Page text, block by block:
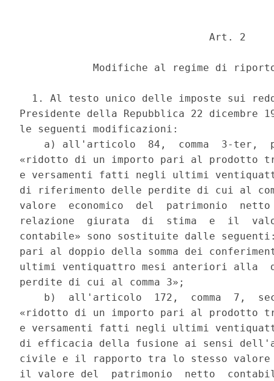
                               Art. 2
Modifiche al regime di
1. Al testo unico delle imposte sui
Presidente della Repubblica 22 dicembre
le seguenti modificazioni:
a) all'articolo  84,  comma  3-ter,
«ridotto di un importo pari al prodotto
e versamenti fatti negli ultimi
di riferimento delle perdite di cui al
valore  economico  del  patrimonio
relazione  giurata  di  stima  e  il
contabile» sono sostituite dalle
pari al doppio della somma dei
ultimi ventiquattro mesi anteriori alla
perdite di cui al comma 3»;
b)  all'articolo  172,  comma  7,
«ridotto di un importo pari al prodotto
e versamenti fatti negli ultimi
di efficacia della fusione ai sensi
civile e il rapporto tra lo stesso valore
il valore del  patrimonio  netto